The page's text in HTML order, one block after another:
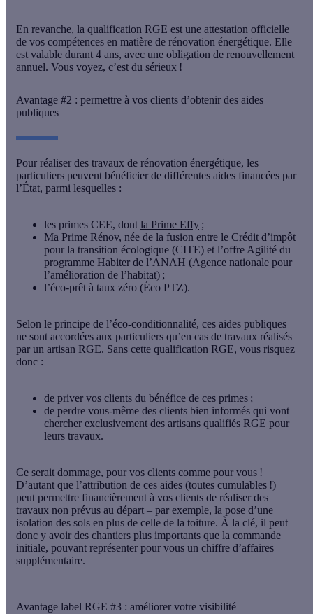
En revanche, la qualification RGE est une attestation officielle
de vos compétences en matière de rénovation énergétique. Elle
est valable durant 4 ans, avec une obligation de renouvellement
annuel. Vous voyez, c’est du sérieux !
Avantage #2 : permettre à vos clients d’obtenir des aides
publiques
Pour réaliser des travaux de rénovation énergétique, les
particuliers peuvent bénéficier de différentes aides financées par
l’État, parmi lesquelles :
les primes CEE, dont la Prime Effy ;
Ma Prime Rénov, née de la fusion entre le Crédit d’impôt
pour la transition écologique (CITE) et l’offre Agilité du
programme Habiter de l’ANAH (Agence nationale pour
l’amélioration de l’habitat) ;
l’éco-prêt à taux zéro (Éco PTZ).
Selon le principe de l’éco-conditionnalité, ces aides publiques
ne sont accordées aux particuliers qu’en cas de travaux réalisés
par un artisan RGE. Sans cette qualification RGE, vous risquez
donc :
de priver vos clients du bénéfice de ces primes ;
de perdre vous-même des clients bien informés qui vont
chercher exclusivement des artisans qualifiés RGE pour
leurs travaux.
Ce serait dommage, pour vos clients comme pour vous !
D’autant que l’attribution de ces aides (toutes cumulables !)
peut permettre financièrement à vos clients de réaliser des
travaux non prévus au départ – par exemple, la pose d’une
isolation des sols en plus de celle de la toiture. À la clé, il peut
donc y avoir des chantiers plus importants que la commande
initiale, pouvant représenter pour vous un chiffre d’affaires
supplémentaire.
Avantage label RGE #3 : améliorer votre visibilité